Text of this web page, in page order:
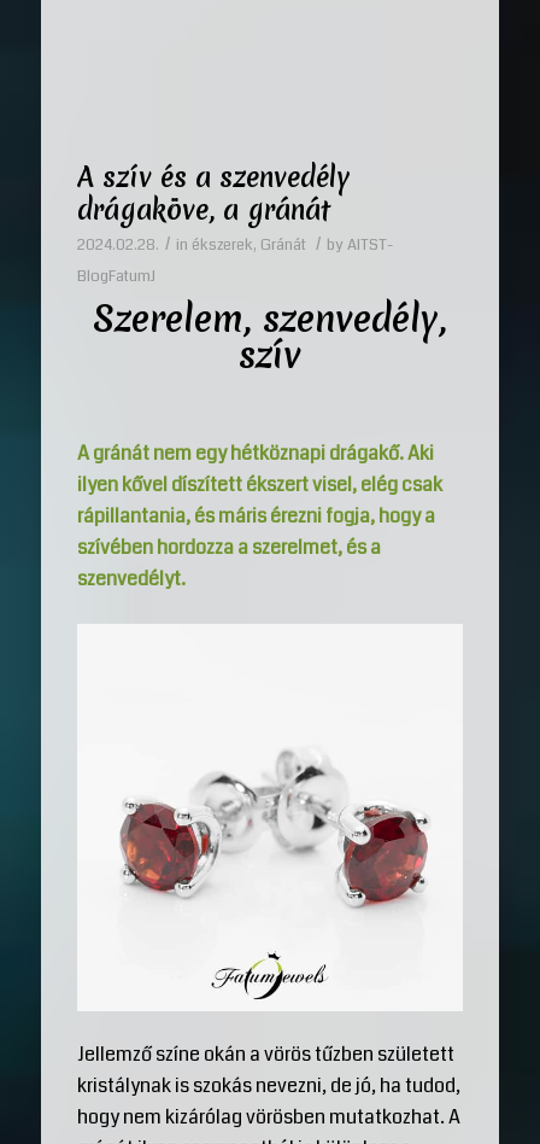
A szív és a szenvedély
drágaköve, a gránát
2024.02.28. / in ékszerek, Gránát / by AITST-
BlogFatumJ
Szerelem, szenvedély,
szív
A gránát nem egy hétköznapi drágakő. Aki
ilyen kővel díszített ékszert visel, elég csak
rápillantania, és máris érezni fogja, hogy a
szívében hordozza a szerelmet, és a
szenvedélyt.
Jellemző színe okán a vörös tűzben született
kristálynak is szokás nevezni, de jó, ha tudod,
hogy nem kizárólag vörösben mutatkozhat. A